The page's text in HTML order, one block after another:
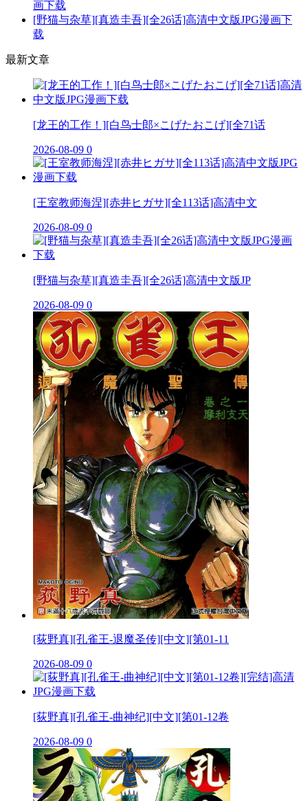
画下载
[野猫与杂草][真造圭吾][全26话]高清中文版JPG漫画下
载
最新文章
[龙王的工作！][白鸟士郎×こげたおこげ][全71话
2026-08-09 0
[王室教师海涅][赤井ヒガサ][全113话]高清中文
2026-08-09 0
[野猫与杂草][真造圭吾][全26话]高清中文版JP
2026-08-09 0
[荻野真][孔雀王-退魔圣传][中文][第01-11
2026-08-09 0
[荻野真][孔雀王-曲神纪][中文][第01-12卷
2026-08-09 0